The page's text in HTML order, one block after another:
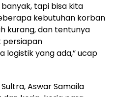
tapi bisa kita
kebutuhan korban
kurang, dan tentunya
persiapan
yang ada,” ucap
Aswar Samaila